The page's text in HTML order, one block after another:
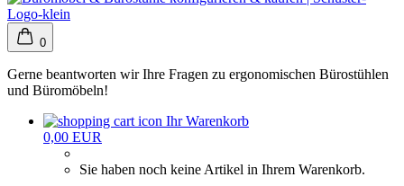
0
Gerne beantworten wir Ihre Fragen zu ergonomischen Bürostühlen
und Büromöbeln!
Ihr Warenkorb
0,00 EUR
Sie haben noch keine Artikel in Ihrem Warenkorb.